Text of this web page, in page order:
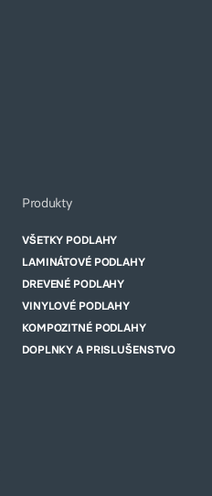
Produkty
VŠETKY PODLAHY
LAMINÁTOVÉ PODLAHY
DREVENÉ PODLAHY
VINYLOVÉ PODLAHY
KOMPOZITNÉ PODLAHY
DOPLNKY A PRISLUŠENSTVO